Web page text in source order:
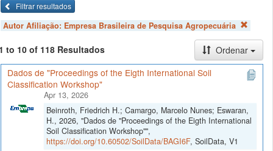
Filtrar resultados
Autor Afiliação: Empresa Brasileira de Pesquisa Agropecuária
to 10 of 118 Resultados
Ordenar
Dados de "Proceedings of the Eigth International Soil
Classification Workshop"
Apr 13, 2026
Beinroth, Friedrich H.; Camargo, Marcelo Nunes; Eswaran,
H., 2026, "Dados de "Proceedings of the Eigth International
Soil Classification Workshop"",
https://doi.org/10.60502/SoilData/BAGI6F, SoilData, V1